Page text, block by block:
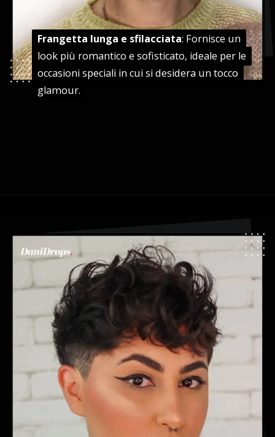
Frangetta lunga e sfilacciata: Fornisce un
look più romantico e sofisticato, ideale per le
occasioni speciali in cui si desidera un tocco
glamour.
Frangetta lunga e sfilacciata: Fornisce un
look più romantico e sofisticato, ideale per le
occasioni speciali in cui si desidera un tocco
glamour.